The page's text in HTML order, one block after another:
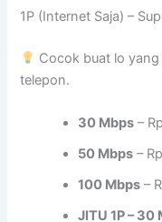
1P (Internet Saja) –
Cocok buat lo
telepon.
30 Mbps –
50 Mbps –
100 Mbps –
JITU 1P – 30